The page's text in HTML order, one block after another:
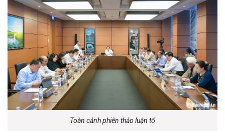
Toàn cảnh phiên thảo luận tổ